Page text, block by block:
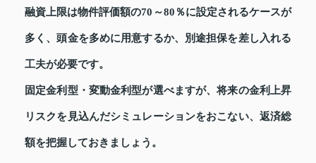
融資上限は物件評価額の70～80％に設定されるケースが
多く、頭金を多めに用意するか、別途担保を差し入れる
工夫が必要です。
固定金利型・変動金利型が選べますが、将来の金利上昇
リスクを見込んだシミュレーションをおこない、返済総
額を把握しておきましょう。